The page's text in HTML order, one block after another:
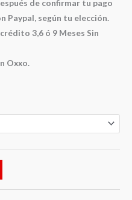
de confirmar tu pago
Paypal, según tu elección.
3,6 ó 9 Meses Sin
Oxxo.